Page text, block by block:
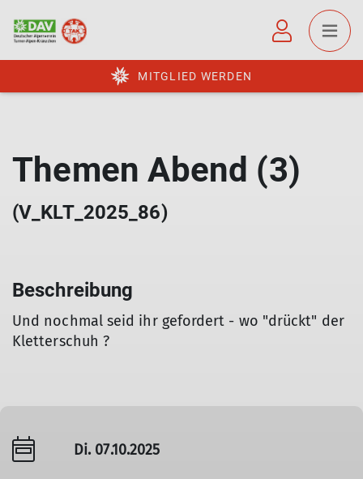
MITGLIED WERDEN
Themen Abend (3)
(V_KLT_2025_86)
Beschreibung
Und nochmal seid ihr gefordert - wo "drückt" der
Kletterschuh ?
Di. 07.10.2025